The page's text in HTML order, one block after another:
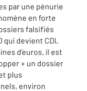
par une pénurie
en forte
falsifiés
qui devient CDI,
d’euros, il est
» un dossier
plus
environ